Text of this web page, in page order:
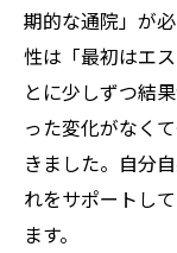
期的な通院」が
性は「最初はエ
とに少しずつ結
った変化がなく
きました。自分
れをサポートし
ます。